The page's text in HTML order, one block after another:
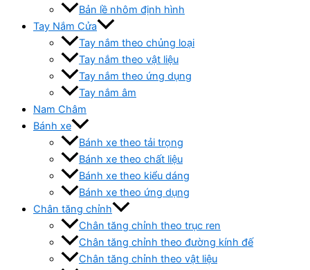
Bản lề nhôm định hình
Tay Nắm Cửa
Tay nắm theo chủng loại
Tay nắm theo vật liệu
Tay nắm theo ứng dụng
Tay nắm âm
Nam Châm
Bánh xe
Bánh xe theo tải trọng
Bánh xe theo chất liệu
Bánh xe theo kiểu dáng
Bánh xe theo ứng dụng
Chân tăng chỉnh
Chân tăng chỉnh theo trục ren
Chân tăng chỉnh theo đường kính đế
Chân tăng chỉnh theo vật liệu